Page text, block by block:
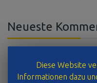
Neueste
Cristian StanbeiExplore
Cristian Stanbei20 Cities
Diese Website
Informationen dazu